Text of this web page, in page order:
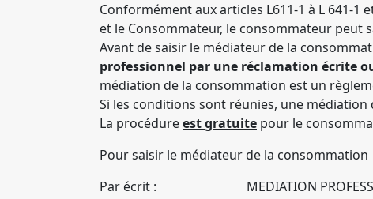
Conformément aux articles L611-1 à L 641-1
et le Consommateur, le consommateur peut
Avant de saisir le médiateur de la
professionnel par une réclamation écrite
médiation de la consommation est un
Si les conditions sont réunies, une
La procédureest gratuite pour le
Pour saisir le médiateur de la consommation
Par écrit :
MEDIATION